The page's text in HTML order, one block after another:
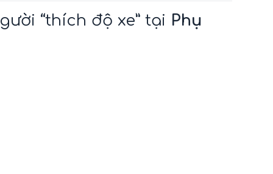
“thích độ xe” tại Phụ